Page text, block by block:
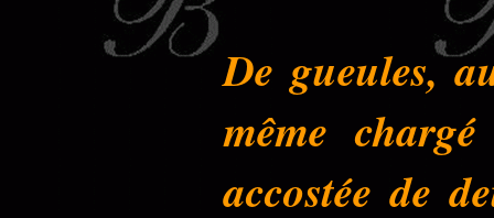
De gueules,
même
accostée de